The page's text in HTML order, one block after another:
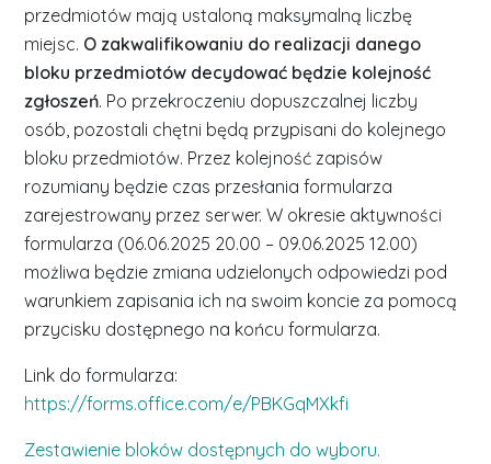
przedmiotów mają ustaloną maksymalną liczbę
miejsc. O zakwalifikowaniu do realizacji danego
bloku przedmiotów decydować będzie kolejność
zgłoszeń. Po przekroczeniu dopuszczalnej liczby
osób, pozostali chętni będą przypisani do kolejnego
bloku przedmiotów. Przez kolejność zapisów
rozumiany będzie czas przesłania formularza
zarejestrowany przez serwer. W okresie aktywności
formularza (06.06.2025 20.00 – 09.06.2025 12.00)
możliwa będzie zmiana udzielonych odpowiedzi pod
warunkiem zapisania ich na swoim koncie za pomocą
przycisku dostępnego na końcu formularza.
Link do formularza:
https://forms.office.com/e/PBKGqMXkfi
Zestawienie bloków dostępnych do wyboru.